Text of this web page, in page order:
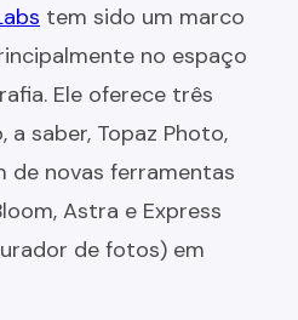
tem sido um marco
no espaço
Ele oferece três
saber, Topaz Photo,
de novas ferramentas
Astra e Express
de fotos) em